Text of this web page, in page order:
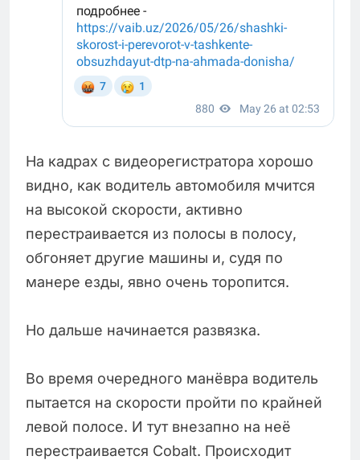
На кадрах с видеорегистратора хорошо
видно, как водитель автомобиля мчится
на высокой скорости, активно
перестраивается из полосы в полосу,
обгоняет другие машины и, судя по
манере езды, явно очень торопится.
Но дальше начинается развязка.
Во время очередного манёвра водитель
пытается на скорости пройти по крайней
левой полосе. И тут внезапно на неё
перестраивается Cobalt. Происходит